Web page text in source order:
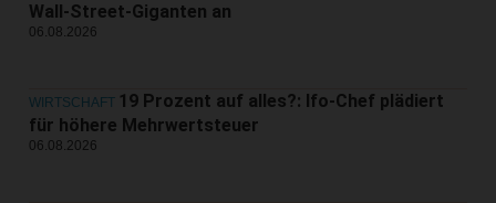
Wall-Street-Giganten an
06.08.2026
WIRTSCHAFT 19 Prozent auf alles?: Ifo-Chef plädiert
für höhere Mehrwertsteuer
06.08.2026